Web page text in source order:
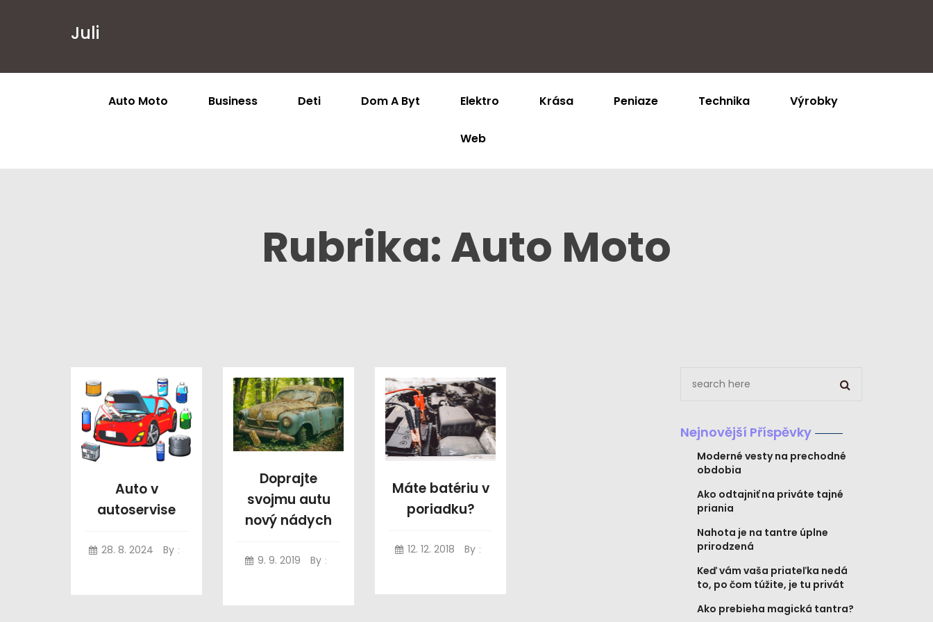
Juli
Auto Moto Business Deti Dom A Byt Elektro Krása Peniaze Technika Výrobky
Web
Rubrika:Auto Moto
Auto v
autoservise
28. 8. 2024 By :
Doprajte
svojmu autu
nový nádych
9. 9. 2019 By :
Máte batériu v
poriadku?
12. 12. 2018 By :
Nejnovější Příspěvky
Moderné vesty na prechodné
obdobia
Ako odtajniť na priváte tajné
priania
Nahota je na tantre úplne
prirodzená
Keď vám vaša priateľka nedá
to, po čom túžite, je tu privát
Ako prebieha magická tantra?